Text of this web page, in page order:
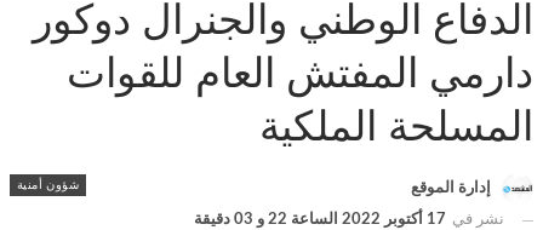
الدفاع الوطني والجنرال دوكور
دارمي المفتش العام للقوات
المسلحة الملكية
شؤون أمنية إدارة الموقع
نشر في 17 أكتوبر 2022 الساعة 22 و 03 دقيقة